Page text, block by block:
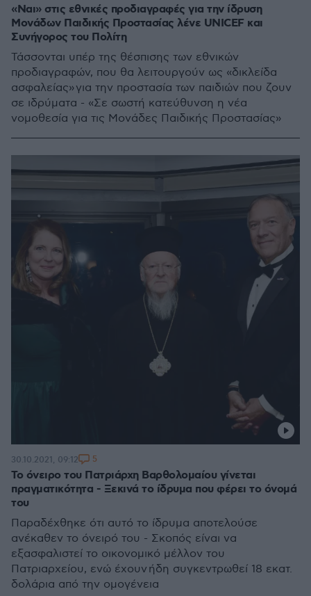
«Ναι» στις εθνικές προδιαγραφές για την ίδρυση
Μονάδων Παιδικής Προστασίας λένε UNICEF και
Συνήγορος του Πολίτη
Τάσσονται υπέρ της θέσπισης των εθνικών
προδιαγραφών, που θα λειτουργούν ως «δικλείδα
ασφαλείας» για την προστασία των παιδιών που ζουν
σε ιδρύματα - «Σε σωστή κατεύθυνση η νέα
νομοθεσία για τις Μονάδες Παιδικής Προστασίας»
Το όνειρο του Πατριάρχη Βαρθολομαίου γίνεται
πραγματικότητα - Ξεκινά το ίδρυμα που φέρει το όνομά
του
Παραδέχθηκε ότι αυτό το ίδρυμα αποτελούσε
ανέκαθεν το όνειρό του - Σκοπός είναι να
εξασφαλιστεί το οικονομικό μέλλον του
Πατριαρχείου, ενώ έχουν ήδη συγκεντρωθεί 18 εκατ.
δολάρια από την ομογένεια
30.10.2021, 09:12 5